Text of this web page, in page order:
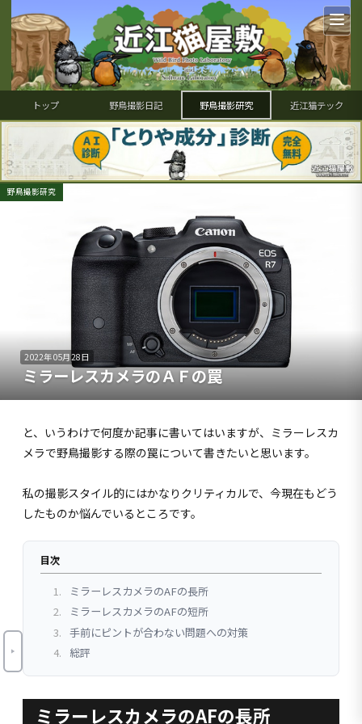
トップ 野鳥撮影日記 野鳥撮影研究 近江猫テック
野鳥撮影研究
2022年05月28日
ミラーレスカメラのＡＦの罠
と、いうわけで何度か記事に書いてはいますが、ミラーレスカ
メラで野鳥撮影する際の罠について書きたいと思います。
私の撮影スタイル的にはかなりクリティカルで、今現在もどう
したものか悩んでいるところです。
目次
1.
ミラーレスカメラのAFの長所
2.
ミラーレスカメラのAFの短所
3. 手前にピントが合わない問題への対策
4.
総評
ミラーレスカメラのAFの長所